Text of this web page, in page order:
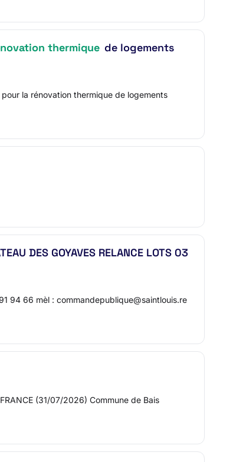
thermique de logements
la rénovation thermique de logements
DES GOYAVES RELANCE LOTS 03
94 66 mèl : commandepublique@saintlouis.re
(31/07/2026) Commune de Bais